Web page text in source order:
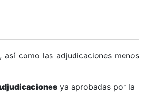
como las adjudicaciones menos
ya aprobadas por la